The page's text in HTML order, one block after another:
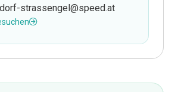
strassengel@speed.at